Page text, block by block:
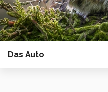
Das Auto